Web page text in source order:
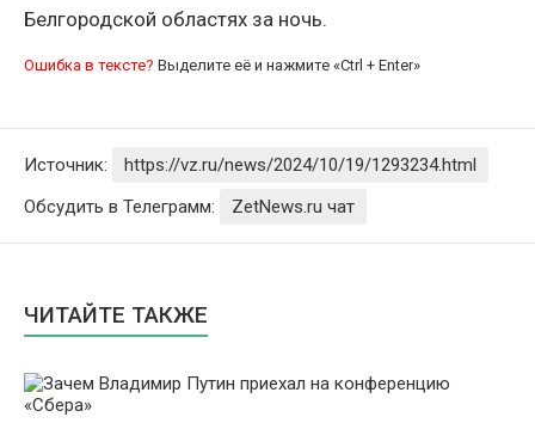
Белгородской областях за ночь.
Ошибка в тексте? Выделите её и нажмите «Ctrl + Enter»
Источник:
https://vz.ru/news/2024/10/19/1293234.html
Обсудить в Телеграмм:
ZetNews.ru чат
ЧИТАЙТЕ ТАКЖЕ